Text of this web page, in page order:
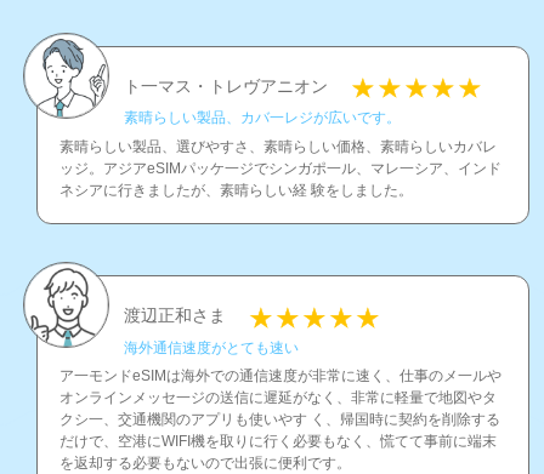
ト一マス・トレヴアニオン
素晴らしい製品、カバ一レジが広いです。
素晴らしい製品、選びやすさ、素晴らしい価格、素晴らしいカバレ
ッジ。アジアeSIMパッケ一ジでシンガポ一ル、マレ一シア、インド
ネシアに行きましたが、素晴らしい経 験をしました。
渡辺正和さま
海外通信速度がとても速い
ア一モンドeSIMは海外での通信速度が非常に速く、仕事のメ一ルや
オンラインメッセ一ジの送信に遲延がなく、非常に軽量で地図やタ
クシ一、交通機関のアプリも使いやす く、帰国時に契約を削除する
だけで、空港にWIFI機を取りに行く必要もなく、慌てて事前に端末
を返却する必要もないので出張に便利です。